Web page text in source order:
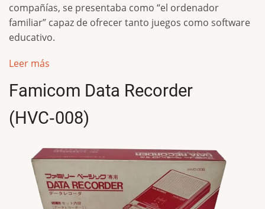
compañías, se presentaba como “el ordenador
familiar” capaz de ofrecer tanto juegos como software
educativo.
Leer más
Famicom Data Recorder
(HVC‑008)